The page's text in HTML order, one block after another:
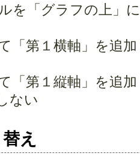
を「グラフの上」
「第１横軸」を追
「第１縦軸」を追
ない
え